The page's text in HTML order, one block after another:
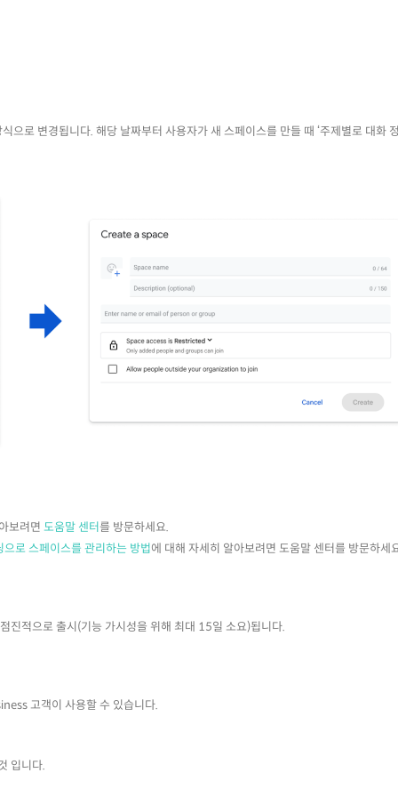
로 변경됩니다. 해당 날짜부터 사용자가 새 스페이스를 만들 때 ‘주제별로 대화
보려면 도움말 센터를 방문하세요.
으로 스페이스를 관리하는 방법에 대해 자세히 알아보려면 도움말 센터를 방문하세
적으로 출시(기능 가시성을 위해 최대 15일 소요)됩니다.
고객이 사용할 수 있습니다.
입니다.